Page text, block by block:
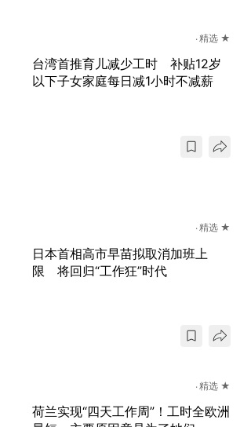
精选 ★
台湾首推育儿减少工时 补贴12岁
以下子女家庭每日减1小时不减薪
精选 ★
日本首相高市早苗拟取消加班上
限 将回归“工作狂”时代
精选 ★
荷兰实现“四天工作周”！工时全欧洲